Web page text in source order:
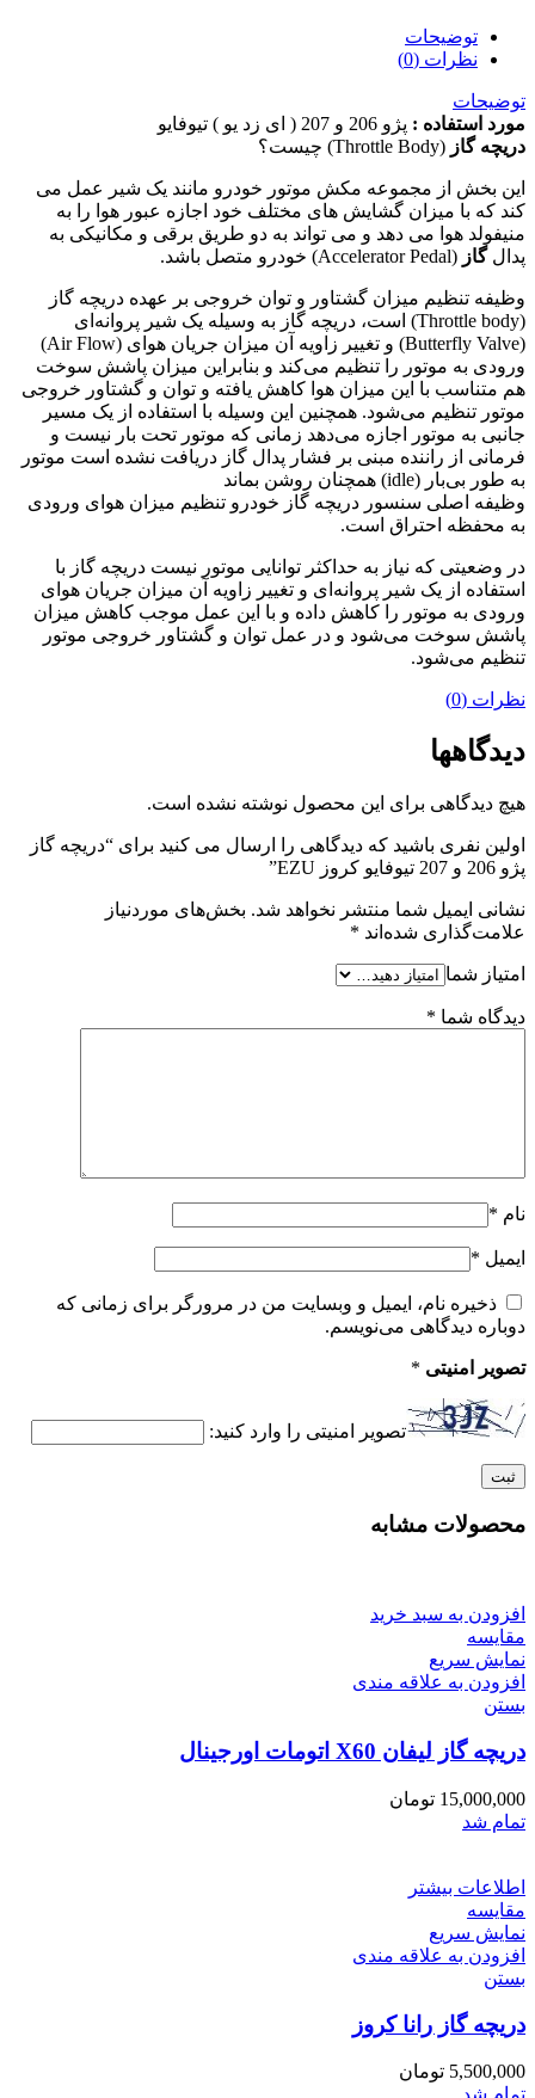
توضیحات
نظرات (0)
توضیحات
مورد استفاده : پژو 206 و 207 ( ای زد یو ) تیوفایو
دریچه گاز (Throttle Body) چیست؟
این بخش از مجموعه مکش موتور خودرو مانند یک شیر عمل می
کند که با میزان گشایش های مختلف خود اجازه عبور هوا را به
منیفولد هوا می دهد و می تواند به دو طریق برقی و مکانیکی به
پدالگاز (Accelerator Pedal) خودرو متصل باشد.
وظیفه تنظیم میزان گشتاور و توان خروجی بر عهده دریچه گاز
(Throttle body) است، دریچه گاز به وسیله یک شیر پروانه‌ای
(Butterfly Valve) و تغییر زاویه آن میزان جریان هوای (Air Flow)
ورودی به موتور را تنظیم می‌کند و بنابراین میزان پاشش سوخت
هم متناسب با این میزان هوا کاهش یافته و توان و گشتاور خروجی
موتور تنظیم می‌شود. همچنین این وسیله با استفاده از یک مسیر
جانبی به موتور اجازه می‌دهد زمانی که موتور تحت بار نیست و
فرمانی از راننده مبنی بر فشار پدال گاز دریافت نشده است موتور
به طور بی‌بار (idle) همچنان روشن بماند
وظیفه اصلی سنسور دریچه گاز خودرو تنظیم میزان هوای ورودی
به محفظه احتراق است.
در وضعیتی که نیاز به حداکثر توانایی موتور نیست دریچه گاز با
استفاده از یک شیر پروانه‌ای و تغییر زاویه آن میزان جریان هوای
ورودی به موتور را کاهش داده و با این عمل موجب کاهش میزان
پاشش سوخت می‌شود و در عمل توان و گشتاور خروجی موتور
تنظیم می‌شود.
نظرات (0)
دیدگاهها
هیچ دیدگاهی برای این محصول نوشته نشده است.
اولین نفری باشید که دیدگاهی را ارسال می کنید برای “دریچه گاز
پژو 206 و 207 تیوفایو کروز EZU”
نشانی ایمیل شما منتشر نخواهد شد. بخش‌های موردنیاز
علامت‌گذاری شده‌اند *
امتیاز شما
دیدگاه شما *
نام *
ایمیل *
ذخیره نام، ایمیل و وبسایت من در مرورگر برای زمانی که
دوباره دیدگاهی می‌نویسم.
تصویر امنیتی *
تصویر امنیتی را وارد کنید:
محصولات مشابه
افزودن به سبد خرید
مقایسه
نمایش سریع
افزودن به علاقه مندی
بستن
دریچه گاز لیفان X60 اتومات اورجینال
15,000,000 تومان
تمام شد
اطلاعات بیشتر
مقایسه
نمایش سریع
افزودن به علاقه مندی
بستن
دریچه گاز رانا کروز
5,500,000 تومان